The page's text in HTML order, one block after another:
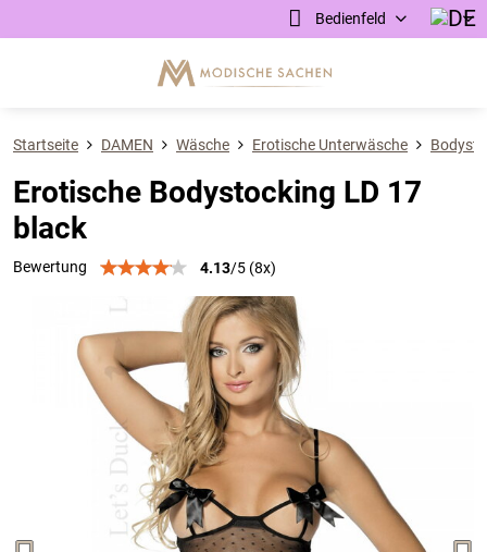
Bedienfeld
Startseite DAMEN Wäsche Erotische Unterwäsche
Erotische Bodystocking LD 17
black
Bewertung 4.13/5 (8x)